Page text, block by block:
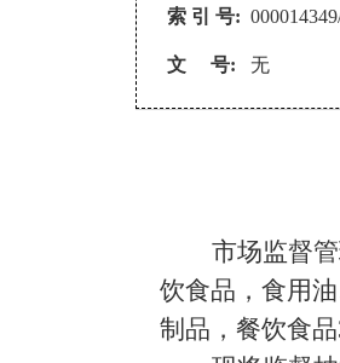
索 引 号:
文 号: 无
市场监督
饮食品，食用
制品，餐饮食品